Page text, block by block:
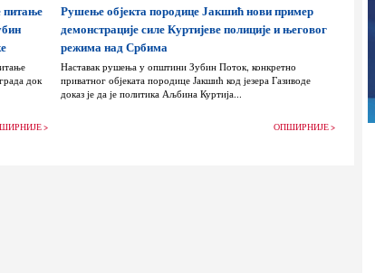
питање
док
>
Рушење објекта породице Јакшић нови пример
демонстрације силе Куртијеве полиције и његовог
режима над Србима
Наставак рушења у општини Зубин Поток, конкретно
приватног објеката породице Јакшић код језера Газиводе
доказ је да је политика Аљбина Куртија...
ОПШИРНИЈЕ >